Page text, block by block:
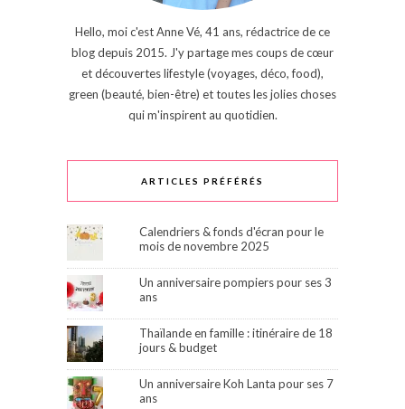
Hello, moi c'est Anne Vé, 41 ans, rédactrice de ce
blog depuis 2015. J'y partage mes coups de cœur
et découvertes lifestyle (voyages, déco, food),
green (beauté, bien-être) et toutes les jolies choses
qui m'inspirent au quotidien.
ARTICLES PRÉFÉRÉS
Calendriers & fonds d'écran pour le
mois de novembre 2025
Un anniversaire pompiers pour ses 3
ans
Thaïlande en famille : itinéraire de 18
jours & budget
Un anniversaire Koh Lanta pour ses 7
ans